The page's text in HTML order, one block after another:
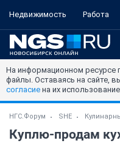
Недвижимость Работа
На информационном ресурсе
файлы. Оставаясь на сайте,
согласие на их
НГС.Форум SHE